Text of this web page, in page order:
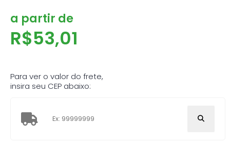
a partir de
R$53,01
Para ver o valor do frete,
insira seu CEP abaixo: